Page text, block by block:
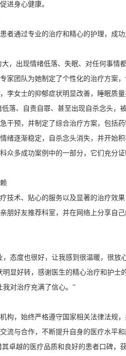
进身心健康。
者通过专业的治疗和精心的护理，成
，出现情绪低落、失眠、对任何事情
家团队为她制定了个性化的治疗方案
李女士的抑郁症状明显改善，睡眠质量
落、自责自罪、甚至出现自杀念头，
干预，并制定了综合治疗方案，包括
绪逐渐稳定，自杀念头消失，并开始积
众多成功案例中的一部分，它们充分
技术、贴心的服务以及显著的治疗效果
朋好友推荐科室，并在网络上分享自
态度也很好，让我感到很温暖，很放
显好转，感谢医生的精心治疗和护士
对治疗充满了信心。”
构，始终严格遵守国家相关法律法规
流与合作，不断提升自身的医疗水平和
卓越的医疗品质和良好的患者口碑，